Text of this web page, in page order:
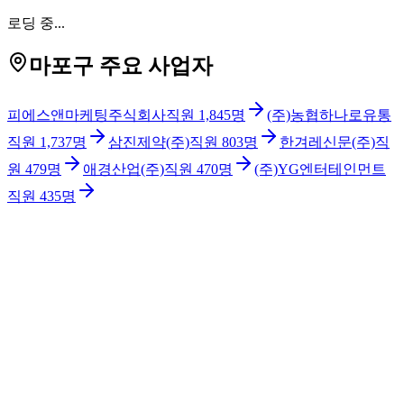
로딩 중...
마포구 주요 사업자
피에스앤마케팅주식회사직원 1,845명
(주)농협하나로유통
직원 1,737명 삼진제약(주)직원 803명 한겨레신문(주)직
원 479명 애경산업(주)직원 470명
(주)YG엔터테인먼트
직원 435명